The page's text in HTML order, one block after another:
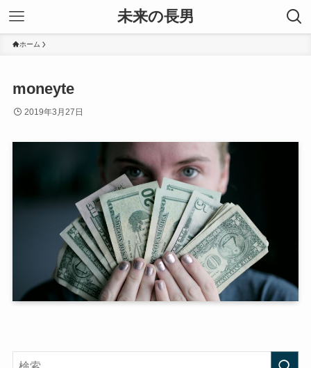
未来の長男
ホーム
moneyte
2019年3月27日